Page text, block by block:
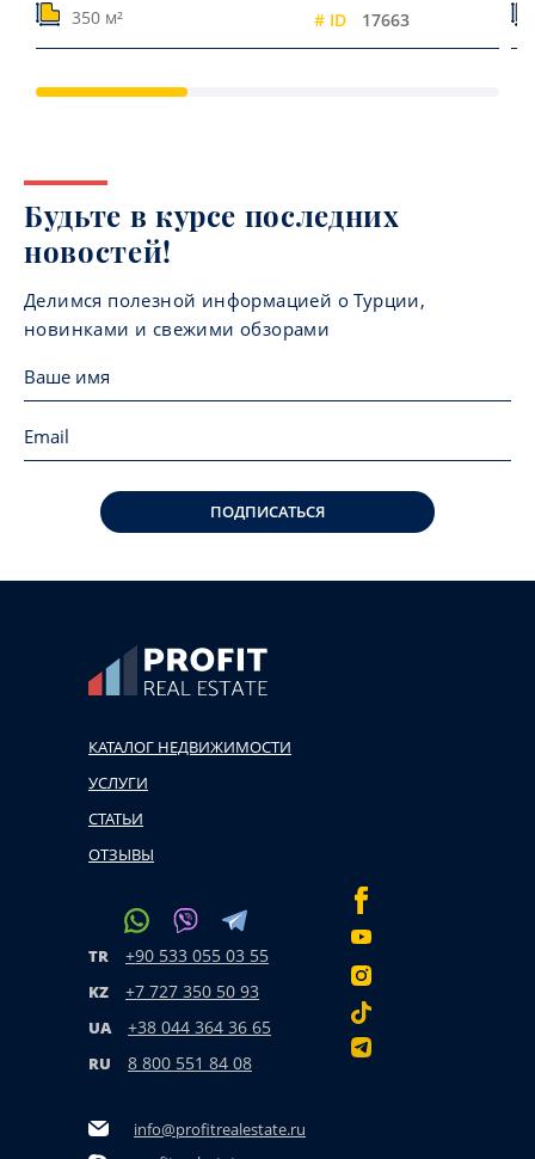
350 м²
# ID 17663
Будьте в курсе последних
новостей!
Делимся полезной информацией о Турции,
новинками и свежими обзорами
ПОДПИСАТЬСЯ
КАТАЛОГ НЕДВИЖИМОСТИ
УСЛУГИ
СТАТЬИ
ОТЗЫВЫ
TR +90 533 055 03 55
KZ +7 727 350 50 93
UA +38 044 364 36 65
RU 8 800 551 84 08
info@profitrealestate.ru